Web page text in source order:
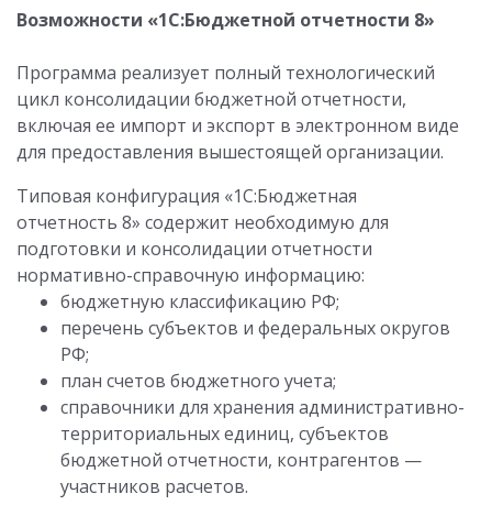
Возможности «1С:Бюджетной отчетности 8»
Программа реализует полный технологический
цикл консолидации бюджетной отчетности,
включая ее импорт и экспорт в электронном виде
для предоставления вышестоящей организации.
Типовая конфигурация «1С:Бюджетная
отчетность 8» содержит необходимую для
подготовки и консолидации отчетности
нормативно-справочную информацию:
бюджетную классификацию РФ;
перечень субъектов и федеральных округов
РФ;
план счетов бюджетного учета;
справочники для хранения административно-
территориальных единиц, субъектов
бюджетной отчетности, контрагентов —
участников расчетов.